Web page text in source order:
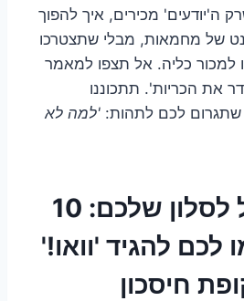
ה'יודעים' מכירים, איך להפוך
של מחמאות, מבלי שתצטרכו
למכור כליה. אל תצפו למאמר
את הכריות'. תתכוננו
לכם לתהות: 'למה לא
השינוי הגדול לסלון שלכם: 10
לכם להגיד 'וואו!'
חיסכון